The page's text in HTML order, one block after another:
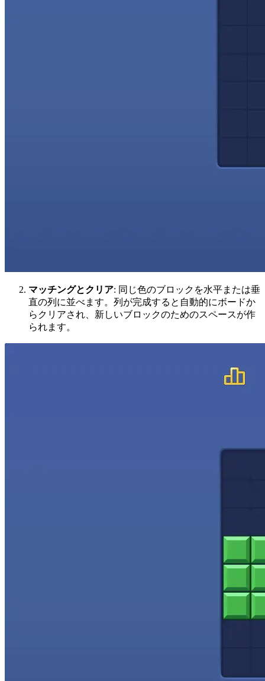
マッチングとクリア: 同じ色のブロックを水平または垂
直の列に並べます。列が完成すると自動的にボードか
らクリアされ、新しいブロックのためのスペースが作
られます。